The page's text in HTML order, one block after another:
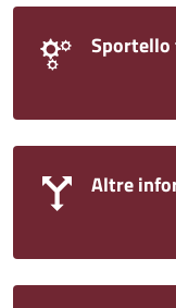
Altre